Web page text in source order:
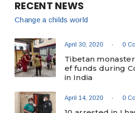
RECENT NEWS
Change a childs world
April 30, 2020 - 0
Tibetan
ef funds during
in India
April 14, 2020 - 0